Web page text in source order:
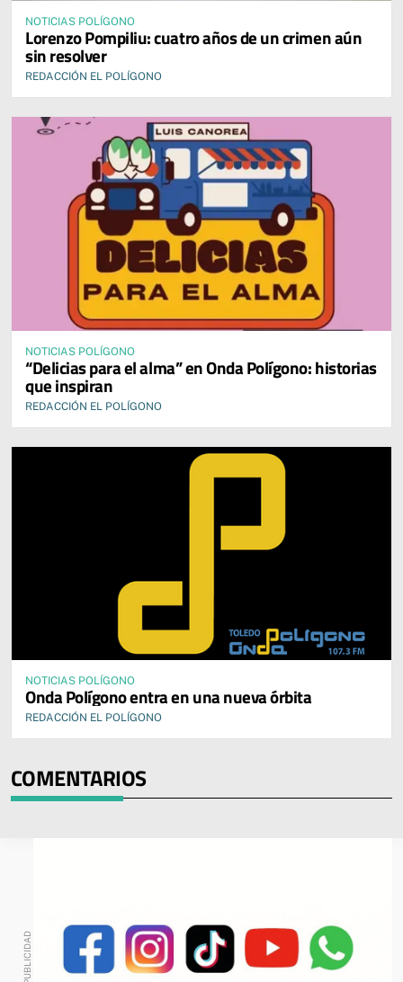
NOTICIAS POLÍGONO
Lorenzo Pompiliu: cuatro años de un crimen aún
sin resolver
REDACCIÓN EL POLÍGONO
NOTICIAS POLÍGONO
“Delicias para el alma” en Onda Polígono: historias
que inspiran
REDACCIÓN EL POLÍGONO
NOTICIAS POLÍGONO
Onda Polígono entra en una nueva órbita
REDACCIÓN EL POLÍGONO
COMENTARIOS